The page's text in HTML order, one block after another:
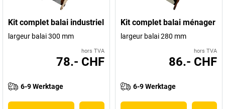
Kit complet balai industriel
largeur balai 300 mm
hors TVA
78.- CHF
6-9 Werktage
Kit complet balai ménager
largeur balai 280 mm
hors TVA
86.- CHF
6-9 Werktage